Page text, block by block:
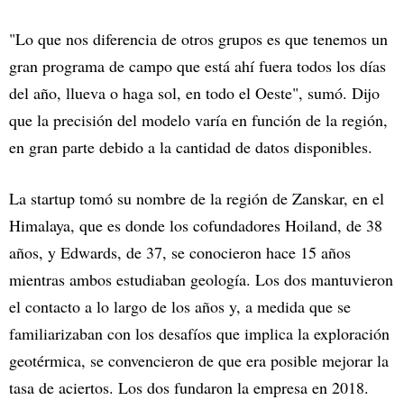
"Lo que nos diferencia de otros grupos es que tenemos un
gran programa de campo que está ahí fuera todos los días
del año, llueva o haga sol, en todo el Oeste", sumó. Dijo
que la precisión del modelo varía en función de la región,
en gran parte debido a la cantidad de datos disponibles.
La startup tomó su nombre de la región de Zanskar, en el
Himalaya, que es donde los cofundadores Hoiland, de 38
años, y Edwards, de 37, se conocieron hace 15 años
mientras ambos estudiaban geología. Los dos mantuvieron
el contacto a lo largo de los años y, a medida que se
familiarizaban con los desafíos que implica la exploración
geotérmica, se convencieron de que era posible mejorar la
tasa de aciertos. Los dos fundaron la empresa en 2018.